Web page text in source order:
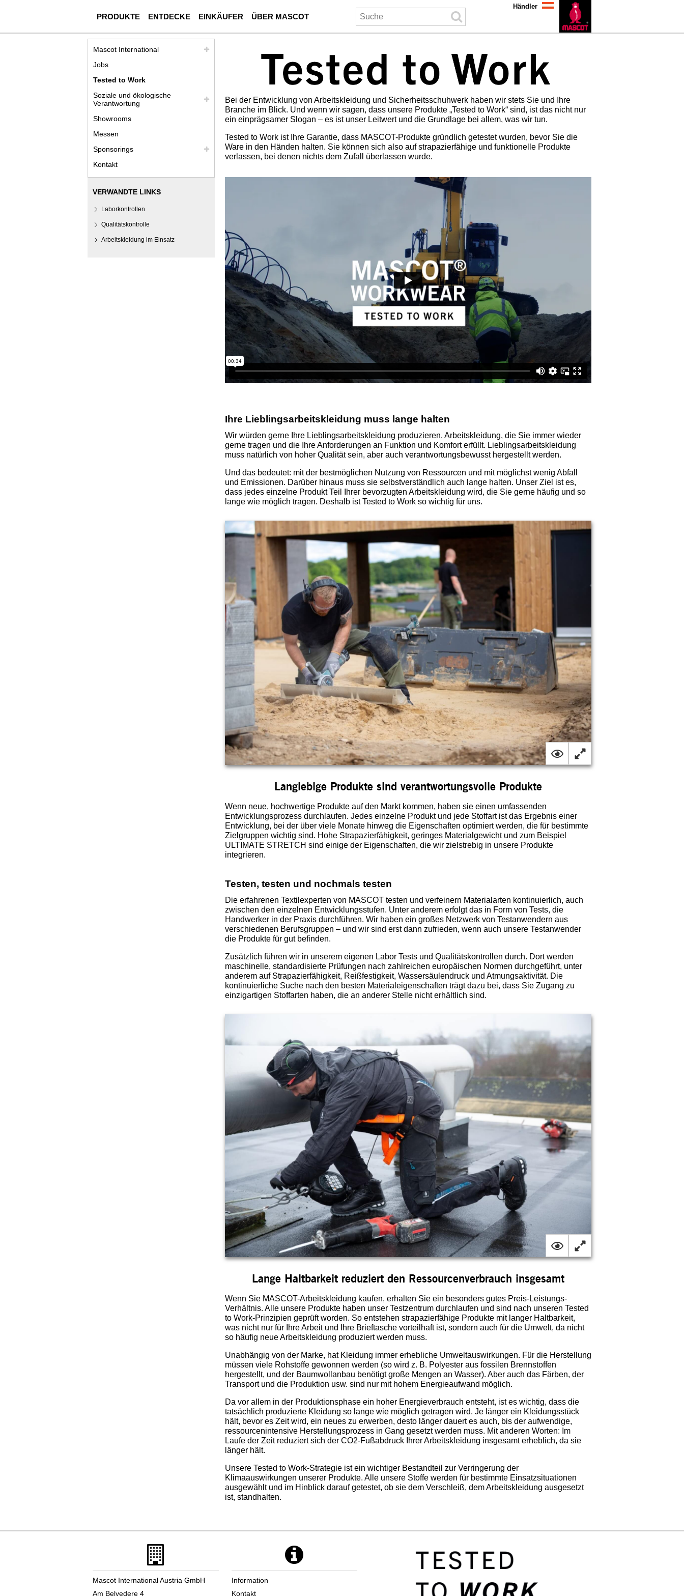
PRODUKTE ENTDECKE EINKÄUFER ÜBER MASCOT
Händler
Bei der Entwicklung von Arbeitskleidung und Sicherheitsschuhwerk haben wir stets Sie und Ihre
Branche im Blick. Und wenn wir sagen, dass unsere Produkte „Tested to Work“ sind, ist das nicht nur
ein einprägsamer Slogan – es ist unser Leitwert und die Grundlage bei allem, was wir tun.
Tested to Work ist Ihre Garantie, dass MASCOT-Produkte gründlich getestet wurden, bevor Sie die
Ware in den Händen halten. Sie können sich also auf strapazierfähige und funktionelle Produkte
verlassen, bei denen nichts dem Zufall überlassen wurde.
Ihre Lieblingsarbeitskleidung muss lange halten
Wir würden gerne Ihre Lieblingsarbeitskleidung produzieren. Arbeitskleidung, die Sie immer wieder
gerne tragen und die Ihre Anforderungen an Funktion und Komfort erfüllt. Lieblingsarbeitskleidung
muss natürlich von hoher Qualität sein, aber auch verantwortungsbewusst hergestellt werden.
Und das bedeutet: mit der bestmöglichen Nutzung von Ressourcen und mit möglichst wenig Abfall
und Emissionen. Darüber hinaus muss sie selbstverständlich auch lange halten. Unser Ziel ist es,
dass jedes einzelne Produkt Teil Ihrer bevorzugten Arbeitskleidung wird, die Sie gerne häufig und so
lange wie möglich tragen. Deshalb ist Tested to Work so wichtig für uns.
Langlebige Produkte sind verantwortungsvolle Produkte
Wenn neue, hochwertige Produkte auf den Markt kommen, haben sie einen umfassenden
Entwicklungsprozess durchlaufen. Jedes einzelne Produkt und jede Stoffart ist das Ergebnis einer
Entwicklung, bei der über viele Monate hinweg die Eigenschaften optimiert werden, die für bestimmte
Zielgruppen wichtig sind. Hohe Strapazierfähigkeit, geringes Materialgewicht und zum Beispiel
ULTIMATE STRETCH sind einige der Eigenschaften, die wir zielstrebig in unsere Produkte
integrieren.
Testen, testen und nochmals testen
Die erfahrenen Textilexperten von MASCOT testen und verfeinern Materialarten kontinuierlich, auch
zwischen den einzelnen Entwicklungsstufen. Unter anderem erfolgt das in Form von Tests, die
Handwerker in der Praxis durchführen. Wir haben ein großes Netzwerk von Testanwendern aus
verschiedenen Berufsgruppen – und wir sind erst dann zufrieden, wenn auch unsere Testanwender
die Produkte für gut befinden.
Zusätzlich führen wir in unserem eigenen Labor Tests und Qualitätskontrollen durch. Dort werden
maschinelle, standardisierte Prüfungen nach zahlreichen europäischen Normen durchgeführt, unter
anderem auf Strapazierfähigkeit, Reißfestigkeit, Wassersäulendruck und Atmungsaktivität. Die
kontinuierliche Suche nach den besten Materialeigenschaften trägt dazu bei, dass Sie Zugang zu
einzigartigen Stoffarten haben, die an anderer Stelle nicht erhältlich sind.
Lange Haltbarkeit reduziert den Ressourcenverbrauch insgesamt
Wenn Sie MASCOT-Arbeitskleidung kaufen, erhalten Sie ein besonders gutes Preis-Leistungs-
Verhältnis. Alle unsere Produkte haben unser Testzentrum durchlaufen und sind nach unseren Tested
to Work-Prinzipien geprüft worden. So entstehen strapazierfähige Produkte mit langer Haltbarkeit,
was nicht nur für Ihre Arbeit und Ihre Brieftasche vorteilhaft ist, sondern auch für die Umwelt, da nicht
so häufig neue Arbeitskleidung produziert werden muss.
Unabhängig von der Marke, hat Kleidung immer erhebliche Umweltauswirkungen. Für die Herstellung
müssen viele Rohstoffe gewonnen werden (so wird z. B. Polyester aus fossilen Brennstoffen
hergestellt, und der Baumwollanbau benötigt große Mengen an Wasser). Aber auch das Färben, der
Transport und die Produktion usw. sind nur mit hohem Energieaufwand möglich.
Da vor allem in der Produktionsphase ein hoher Energieverbrauch entsteht, ist es wichtig, dass die
tatsächlich produzierte Kleidung so lange wie möglich getragen wird. Je länger ein Kleidungsstück
hält, bevor es Zeit wird, ein neues zu erwerben, desto länger dauert es auch, bis der aufwendige,
ressourcenintensive Herstellungsprozess in Gang gesetzt werden muss. Mit anderen Worten: Im
Laufe der Zeit reduziert sich der CO2-Fußabdruck Ihrer Arbeitskleidung insgesamt erheblich, da sie
länger hält.
Unsere Tested to Work-Strategie ist ein wichtiger Bestandteil zur Verringerung der
Klimaauswirkungen unserer Produkte. Alle unsere Stoffe werden für bestimmte Einsatzsituationen
ausgewählt und im Hinblick darauf getestet, ob sie dem Verschleiß, dem Arbeitskleidung ausgesetzt
ist, standhalten.
Mascot International
Jobs
Tested to Work
Soziale und ökologische
Verantwortung
Showrooms
Messen
Sponsorings
Kontakt
VERWANDTE LINKS
Laborkontrollen
Qualitätskontrolle
Arbeitskleidung im Einsatz
Mascot International Austria GmbH
Am Belvedere 4
Information
Kontakt